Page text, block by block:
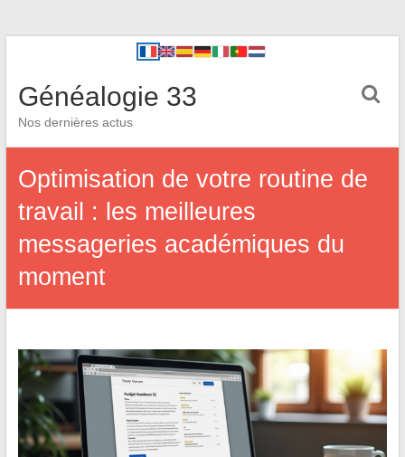
Généalogie 33
Nos dernières actus
Optimisation de votre routine de
travail : les meilleures
messageries académiques du
moment